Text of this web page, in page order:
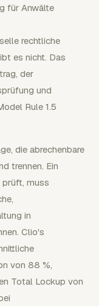
für Anwälte
rechtliche
es nicht. Das
der
und
Rule 1.5
die abrechenbare
trennen. Ein
prüft, muss
in
Clio's
von 88 %,
Total Lockup von